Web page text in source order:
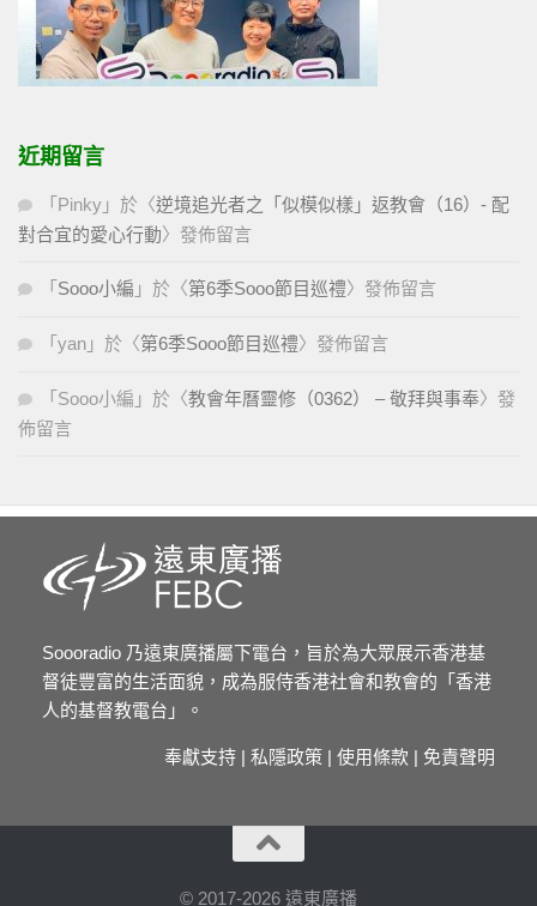
近期留言
「 Pinky 」於〈逆境追光者之「似模似樣」返教會（16）- 配
對合宜的愛心行動〉發佈留言
「 Sooo小編 」於〈第6季Sooo節目巡禮〉發佈留言
「 yan 」於〈第6季Sooo節目巡禮〉發佈留言
「 Sooo小編 」於〈教會年曆靈修（0362） – 敬拜與事奉〉發
佈留言
Soooradio 乃遠東廣播屬下電台，旨於為大眾展示香港基
督徒豐富的生活面貌，成為服侍香港社會和教會的「香港
人的基督教電台」。
奉獻支持 | 私隱政策 | 使用條款 | 免責聲明
© 2017-2026 遠東廣播